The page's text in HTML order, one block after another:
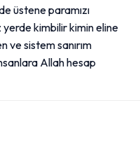
üstene paramızı
kimbilir kimin eline
ve sistem sanırım
Allah hesap